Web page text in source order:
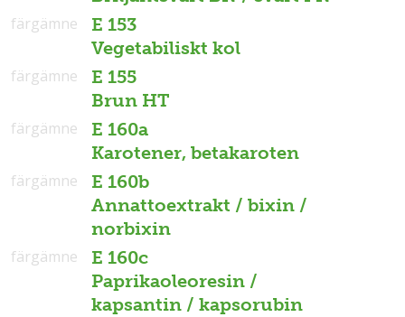
E 153
Vegetabiliskt kol
färgämne
E 155
Brun HT
färgämne
E 160a
Karotener, betakaroten
färgämne
E 160b
Annattoextrakt / bixin /
norbixin
färgämne
E 160c
Paprikaoleoresin /
kapsantin / kapsorubin
färgämne